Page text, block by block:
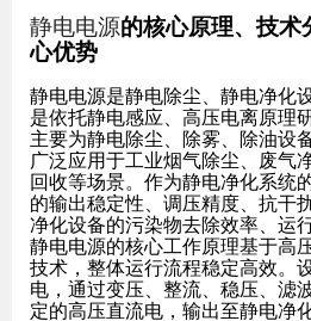
静电电源的核心原理、技
心优势
静电电源是静电除尘、静电净化
是依托静电感应、高压电离原理
主要为静电除尘、除雾、除油设
广泛应用于工业烟气除尘、废气
回收等场景。作为静电净化系统
的输出稳定性、调压精度、抗干
净化设备的污染物去除效率、运
静电电源的核心工作原理基于高
技术，整体运行流程稳定高效。
电，通过变压、整流、稳压、滤
定的高压直流电，输出至静电净